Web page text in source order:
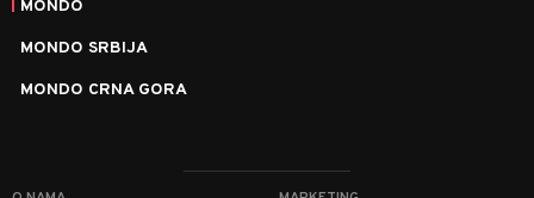
MONDO
MONDO SRBIJA
MONDO CRNA GORA